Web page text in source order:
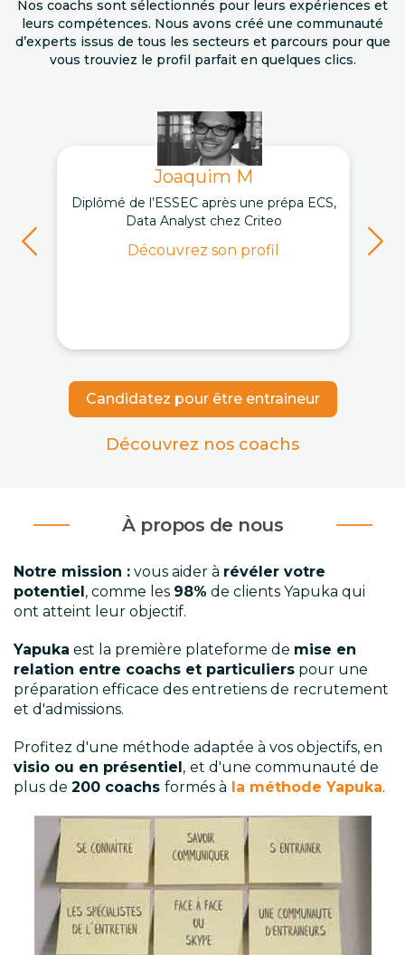
Nos coachs sont sélectionnés pour leurs expériences et
leurs compétences. Nous avons créé une communauté
d’experts issus de tous les secteurs et parcours pour que
vous trouviez le profil parfait en quelques clics.
Joaquim M
Diplômé de l’ESSEC après une prépa ECS,
Data Analyst chez Criteo
Découvrez son profil
Candidatez pour être entraineur
Découvrez nos coachs
À propos de nous
Notre mission : vous aider à révéler votre
potentiel, comme les 98% de clients Yapuka qui
ont atteint leur objectif.
Yapuka est la première plateforme de mise en
relation entre coachs et particuliers pour une
préparation efficace des entretiens de recrutement
et d'admissions.
Profitez d'une méthode adaptée à vos objectifs, en
visio ou en présentiel, et d'une communauté de
plus de 200 coachs formés à la méthode Yapuka.